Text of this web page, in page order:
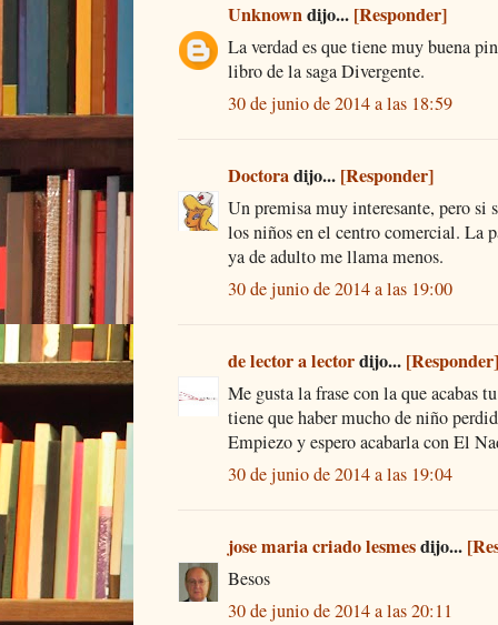
Unknowndijo... [Responder]
La verdad es que tiene muy buena
libro de la saga Divergente.
30 de junio de 2014 a las 18:59
Doctoradijo... [Responder]
Un premisa muy interesante, pero si
los niños en el centro comercial. La
ya de adulto me llama menos.
30 de junio de 2014 a las 19:00
de lector a lectordijo... [Responder]
Me gusta la frase con la que acabas
tiene que haber mucho de niño
Empiezo y espero acabarla con El
30 de junio de 2014 a las 19:04
jose maria criado lesmesdijo...
Besos
30 de junio de 2014 a las 20:11